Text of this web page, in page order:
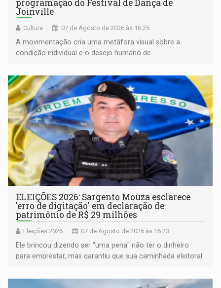
programação do Festival de Dança de
Joinville
Cultura 07 de Agosto de 2026 às 16:25
A movimentação cria uma metáfora visual sobre a
condição individual e o desejo humano de
ELEIÇÕES 2026: Sargento Mouza esclarece
'erro de digitação' em declaração de
patrimônio de R$ 29 milhões
Eleições 2026 07 de Agosto de 2026 às 16:23
Ele brincou dizendo ser "uma pena" não ter o dinheiro
para emprestar, mas garantiu que sua caminhada eleitoral